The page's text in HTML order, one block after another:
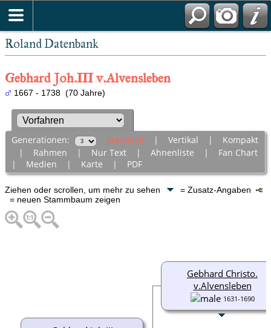
Roland Datenbank
Gebhard Joh.III v.Alvensleben
1667 - 1738 (70 Jahre)
Generationen: Standard | Vertikal | Kompakt
| Rahmen | Nur Text| Ahnenliste | Fan Chart
| Medien | Karte | PDF
Ziehen oder scrollen, um mehr zu sehen
= Zusatz-Angaben
= neuen Stammbaum zeigen
Gebhard Christo.
v.Alvensleben
1631-1690